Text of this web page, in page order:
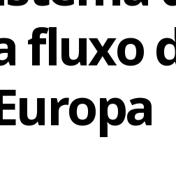
fluxo